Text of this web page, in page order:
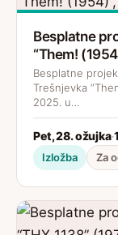
Besplatne
“Them!
Besplatne
Trešnjevka
2025. u…
Pet, 28. ožujka·
Izložba Za